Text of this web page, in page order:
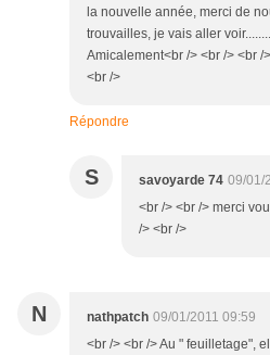
la nouvelle année, merci de
trouvailles, je vais aller
Amicalement<br /> <br /> <br /
<br />
Répondre
S savoyarde 74 09/01/
<br /> <br /> merci
/> <br />
N nathpatch 09/01/2011 09:59
<br /> <br /> Au " feuilletage",